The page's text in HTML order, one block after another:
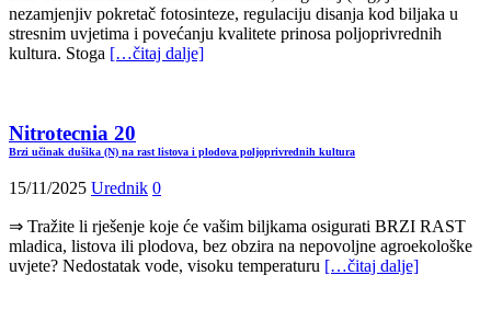
nezamjenjiv pokretač fotosinteze, regulaciju disanja kod biljaka u
stresnim uvjetima i povećanju kvalitete prinosa poljoprivrednih
kultura. Stoga […čitaj dalje]
Nitrotecnia 20
Brzi učinak dušika (N) na rast listova i plodova poljoprivrednih kultura
15/11/2025 Urednik 0
⇒ Tražite li rješenje koje će vašim biljkama osigurati BRZI RAST
mladica, listova ili plodova, bez obzira na nepovoljne agroekološke
uvjete? Nedostatak vode, visoku temperaturu […čitaj dalje]